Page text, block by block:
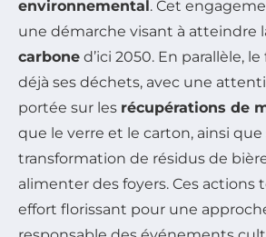
environnemental. Cet
une démarche visant à atteindre
carbone d’ici 2050. En parallèle,
déjà ses déchets, avec une
portée sur les récupérations de
que le verre et le carton, ainsi que
transformation de résidus de
alimenter des foyers. Ces actions
effort florissant pour une